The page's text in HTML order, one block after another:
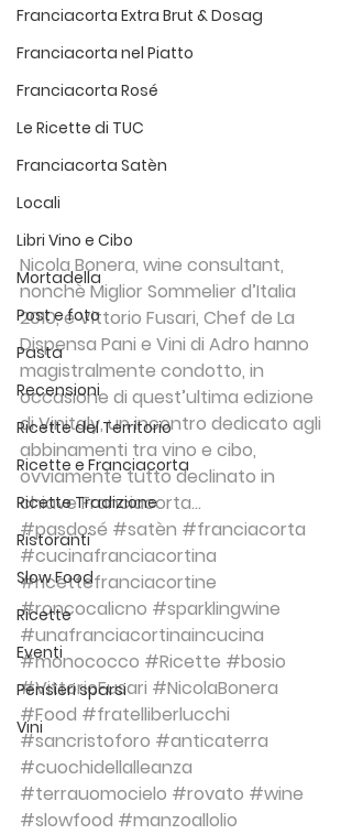
Franciacorta Extra Brut & Dosag
Franciacorta nel Piatto
Franciacorta Rosé
Le Ricette di TUC
Franciacorta Satèn
Locali
Libri Vino e Cibo
Mortadella
Post e foto
Pasta
Recensioni
Ricette del Territorio
Ricette e Franciacorta
Ricette Tradizione
Ristoranti
Slow Food
Ricette
Eventi
Pensieri sparsi
Vini
Nicola Bonera, wine consultant,
nonchè Miglior Sommelier d’Italia
2010, e Vittorio Fusari, Chef de La
Dispensa Pani e Vini di Adro hanno
magistralmente condotto, in
occasione di quest’ultima edizione
di Vinitaly, un incontro dedicato agli
abbinamenti tra vino e cibo,
ovviamente tutto declinato in
chiave Franciacorta…
#pasdosé #satèn #franciacorta
#cucinafranciacortina
#ricettefranciacortine
#roncocalicno #sparklingwine
#unafranciacortinaincucina
#monococco #Ricette #bosio
#VittorioFusari #NicolaBonera
#Food #fratelliberlucchi
#sancristoforo #anticaterra
#cuochidellalleanza
#terrauomocielo #rovato #wine
#slowfood #manzoallolio